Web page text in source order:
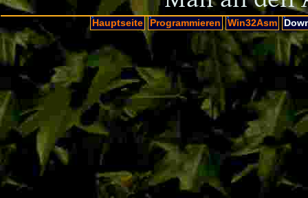
Hauptseite Programmieren Win32Asm